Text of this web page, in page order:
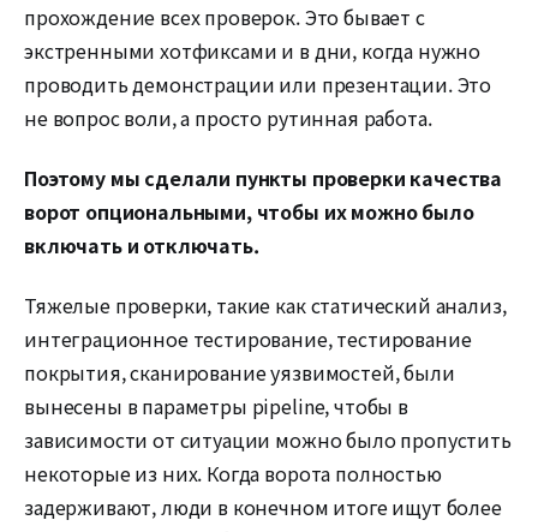
прохождение всех проверок. Это бывает с
экстренными хотфиксами и в дни, когда нужно
проводить демонстрации или презентации. Это
не вопрос воли, а просто рутинная работа.
Поэтому мы сделали пункты проверки качества
ворот опциональными, чтобы их можно было
включать и отключать.
Тяжелые проверки, такие как статический анализ,
интеграционное тестирование, тестирование
покрытия, сканирование уязвимостей, были
вынесены в параметры pipeline, чтобы в
зависимости от ситуации можно было пропустить
некоторые из них. Когда ворота полностью
задерживают, люди в конечном итоге ищут более